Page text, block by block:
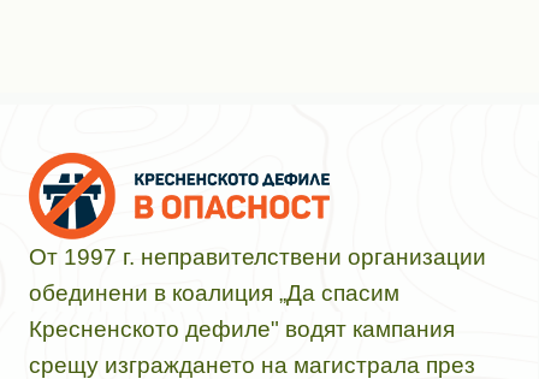
От 1997 г. неправителствени организации
обединени в коалиция „Да спасим
Кресненското дефиле" водят кампания
срещу изграждането на магистрала през